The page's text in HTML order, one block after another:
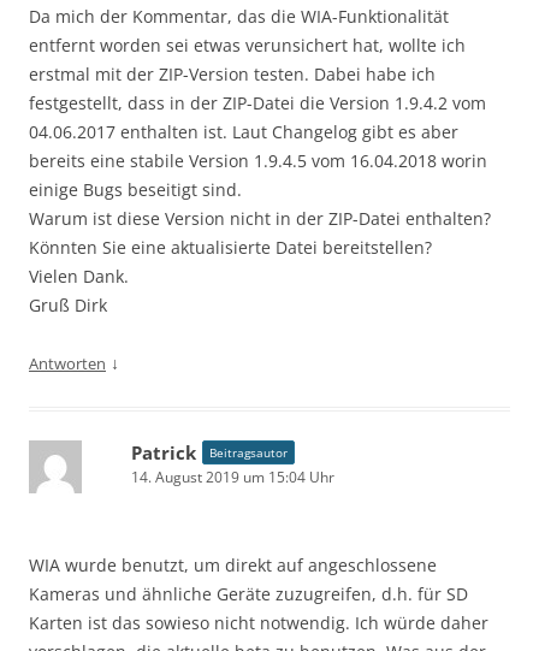
Da mich der Kommentar, das die WIA-Funktionalität
entfernt worden sei etwas verunsichert hat, wollte ich
erstmal mit der ZIP-Version testen. Dabei habe ich
festgestellt, dass in der ZIP-Datei die Version 1.9.4.2 vom
04.06.2017 enthalten ist. Laut Changelog gibt es aber
bereits eine stabile Version 1.9.4.5 vom 16.04.2018 worin
einige Bugs beseitigt sind.
Warum ist diese Version nicht in der ZIP-Datei enthalten?
Könnten Sie eine aktualisierte Datei bereitstellen?
Vielen Dank.
Gruß Dirk
Antworten ↓
Patrick Beitragsautor
14. August 2019 um 15:04 Uhr
WIA wurde benutzt, um direkt auf angeschlossene
Kameras und ähnliche Geräte zuzugreifen, d.h. für SD
Karten ist das sowieso nicht notwendig. Ich würde daher